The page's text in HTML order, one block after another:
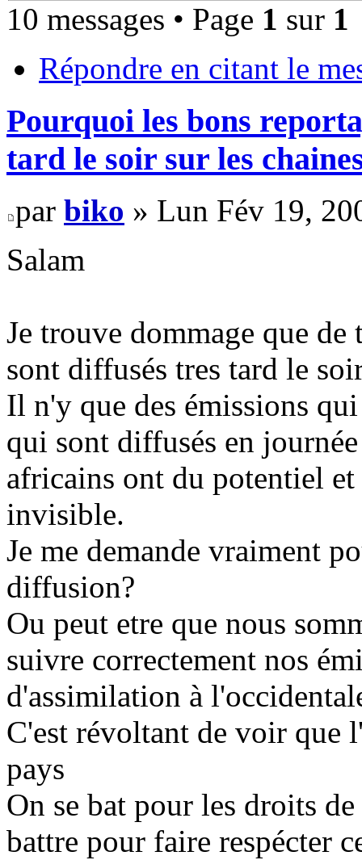
10 messages • Page 1 sur 1
Répondre en citant le
Pourquoi les bons
tard le soir sur les
par biko » Lun Fév 19,
Salam
Je trouve dommage que
sont diffusés tres tard le
Il n'y que des émissions
qui sont diffusés en
africains ont du potentiel
invisible.
Je me demande vraiment
diffusion?
Ou peut etre que nous
suivre correctement nos
d'assimilation à
C'est révoltant de voir que
pays
On se bat pour les droits
battre pour faire respécter